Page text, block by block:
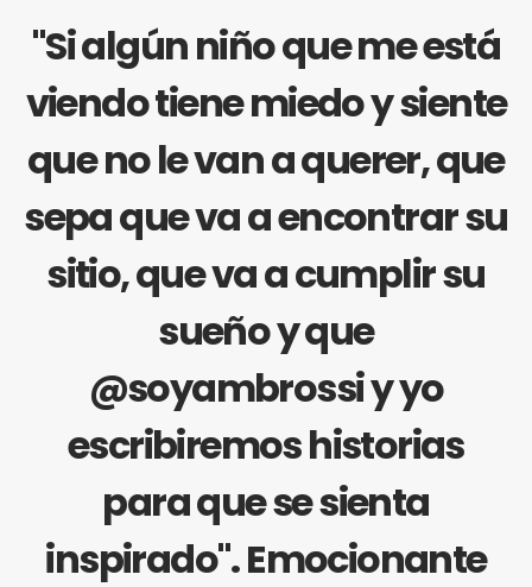
"Si algún niño que me está
viendo tiene miedo y siente
que no le van a querer, que
sepa que va a encontrar su
sitio, que va a cumplir su
sueño y que
@soyambrossi y yo
escribiremos historias
para que se sienta
inspirado". Emocionante